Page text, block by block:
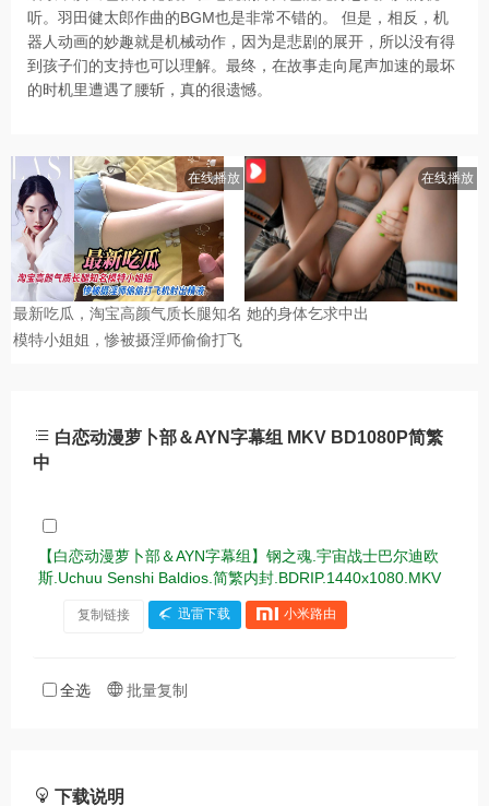
听。羽田健太郎作曲的BGM也是非常不错的。 但是，相反，机
器人动画的妙趣就是机械动作，因为是悲剧的展开，所以没有得
到孩子们的支持也可以理解。最终，在故事走向尾声加速的最坏
的时机里遭遇了腰斩，真的很遗憾。
白恋动漫萝卜部＆AYN字幕组 MKV BD1080P简繁
中
【白恋动漫萝卜部＆AYN字幕组】钢之魂.宇宙战士巴尔迪欧
斯.Uchuu Senshi Baldios.简繁内封.BDRIP.1440x1080.MKV
复制链接 迅雷下载 小米路由
全选 批量复制
下载说明